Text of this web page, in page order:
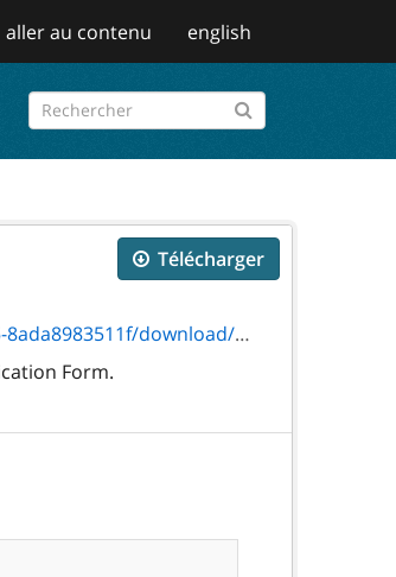
aller au contenu english
Télécharger
download/on00316f.pdf
Form.